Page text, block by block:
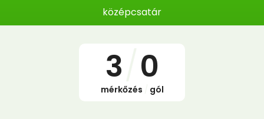
középcsatár
3 0
mérkőzés gól